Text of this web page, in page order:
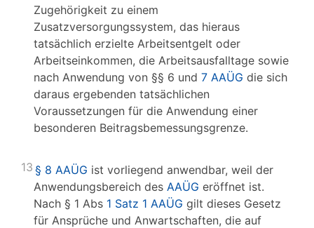
Zugehörigkeit zu einem
Zusatzversorgungssystem, das hieraus
tatsächlich erzielte Arbeitsentgelt oder
Arbeitseinkommen, die Arbeitsausfalltage sowie
nach Anwendung von §§ 6 und 7 AAÜG die sich
daraus ergebenden tatsächlichen
Voraussetzungen für die Anwendung einer
besonderen Beitragsbemessungsgrenze.
13 § 8 AAÜG ist vorliegend anwendbar, weil der
Anwendungsbereich des AAÜG eröffnet ist.
Nach § 1 Abs 1 Satz 1 AAÜG gilt dieses Gesetz
für Ansprüche und Anwartschaften, die auf